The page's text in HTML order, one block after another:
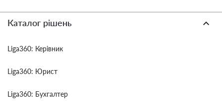
Каталог рішень
Liga360: Керівник
Liga360: Юрист
Liga360: Бухгалтер